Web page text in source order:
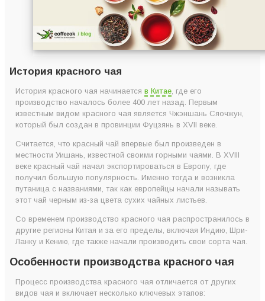
История красного чая
История красного чая начинается в Китае , где его
производство началось более 400 лет назад. Первым
известным видом красного чая является Чжэншань Сяочжун,
который был создан в провинции Фуцзянь в XVII веке.
Считается, что красный чай впервые был произведен в
местности Уишань, известной своими горными чаями. В XVIII
веке красный чай начал экспортироваться в Европу, где
получил большую популярность. Именно тогда и возникла
путаница с названиями, так как европейцы начали называть
этот чай черным из-за цвета сухих чайных листьев.
Со временем производство красного чая распространилось в
другие регионы Китая и за его пределы, включая Индию, Шри-
Ланку и Кению, где также начали производить свои сорта чая.
Особенности производства красного чая
Процесс производства красного чая отличается от других
видов чая и включает несколько ключевых этапов: